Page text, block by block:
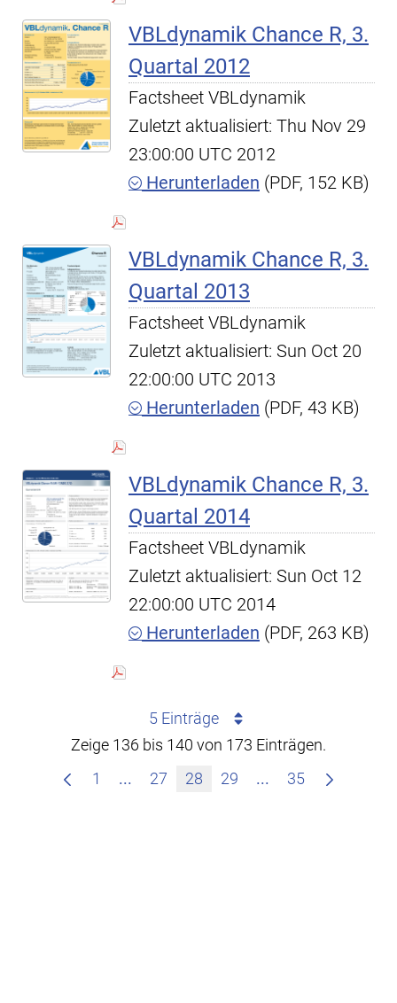
VBLdynamik Chance R, 3.
Quartal 2012
Factsheet VBLdynamik
Zuletzt aktualisiert: Thu Nov 29
23:00:00 UTC 2012
Herunterladen (PDF, 152 KB)
VBLdynamik Chance R, 3.
Quartal 2013
Factsheet VBLdynamik
Zuletzt aktualisiert: Sun Oct 20
22:00:00 UTC 2013
Herunterladen (PDF, 43 KB)
VBLdynamik Chance R, 3.
Quartal 2014
Factsheet VBLdynamik
Zuletzt aktualisiert: Sun Oct 12
22:00:00 UTC 2014
Herunterladen (PDF, 263 KB)
5 Einträge
Zeige 136 bis 140 von 173 Einträgen.
1
... Zwischenseiten Navigieren mit TAB-
27 28 29 ... Zwischenseiten
35